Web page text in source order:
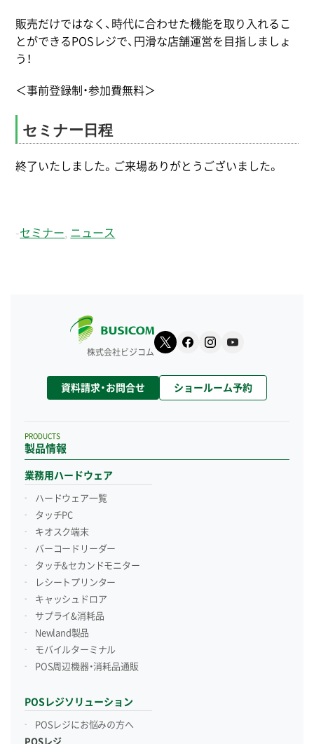
販売だけではなく、時代に合わせた機能を取り入れるこ
とができるPOSレジで、円滑な店舗運営を目指しましょ
う！
＜事前登録制・参加費無料＞
セミナー日程
終了いたしました。ご来場ありがとうございました。
-セミナー ニュース
株式会社ビジコム
資料請求・お問合せ ショールーム予約
製品情報
PRODUCTS
業務用ハードウェア
ハードウェア一覧
タッチPC
キオスク端末
バーコードリーダー
タッチ&セカンドモニター
レシートプリンター
キャッシュドロア
サプライ&消耗品
Newland製品
モバイルターミナル
POS周辺機器・消耗品通販
POSレジソリューション
POSレジにお悩みの方へ
POSレジ